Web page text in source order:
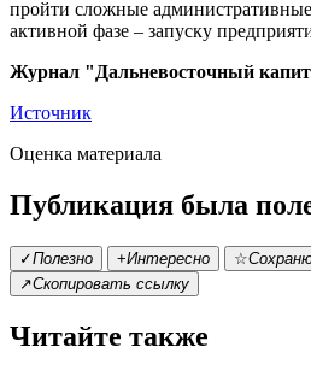
пройти сложные
активной фазе – запуску
Журнал "Дальневосточный
Источник
Оценка материала
Публикация была
✓Полезно +Интересно ☆
↗Скопировать ссылку
Читайте также